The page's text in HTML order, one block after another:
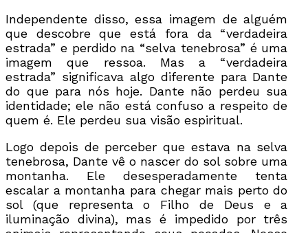
Independente disso, essa imagem de alguém
que descobre que está fora da “verdadeira
estrada” e perdido na “selva tenebrosa” é uma
imagem que ressoa. Mas a “verdadeira
estrada” significava algo diferente para Dante
do que para nós hoje. Dante não perdeu sua
identidade; ele não está confuso a respeito de
quem é. Ele perdeu sua visão espiritual.
Logo depois de perceber que estava na selva
tenebrosa, Dante vê o nascer do sol sobre uma
montanha. Ele desesperadamente tenta
escalar a montanha para chegar mais perto do
sol (que representa o Filho de Deus e a
iluminação divina), mas é impedido por três